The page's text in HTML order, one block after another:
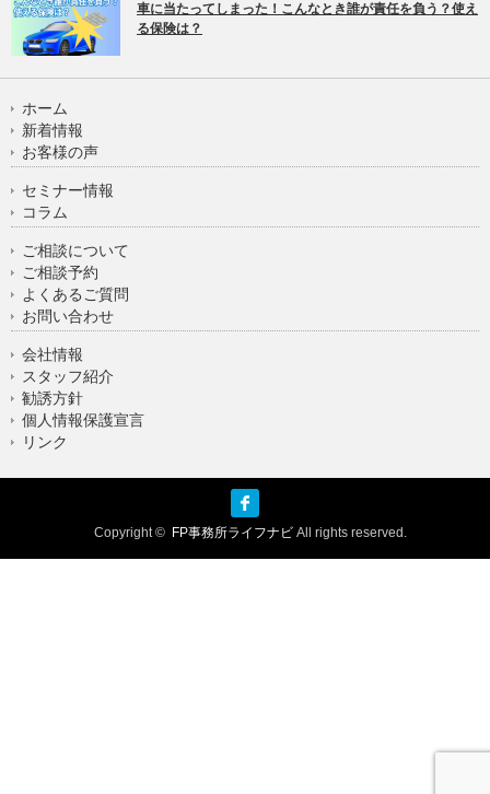
車に当たってしまった！こんなとき誰が責任を負う？使え
る保険は？
ホーム
新着情報
お客様の声
セミナー情報
コラム
ご相談について
ご相談予約
よくあるご質問
お問い合わせ
会社情報
スタッフ紹介
勧誘方針
個人情報保護宣言
リンク
Copyright © FP事務所ライフナビ All rights reserved.